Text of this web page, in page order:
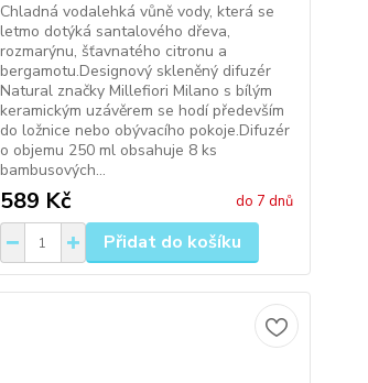
Chladná vodalehká vůně vody, která se
letmo dotýká santalového dřeva,
rozmarýnu, šťavnatého citronu a
bergamotu.Designový skleněný difuzér
Natural značky Millefiori Milano s bílým
keramickým uzávěrem se hodí především
do ložnice nebo obývacího pokoje.Difuzér
o objemu 250 ml obsahuje 8 ks
bambusových...
589 Kč do 7 dnů
Přidat do košíku